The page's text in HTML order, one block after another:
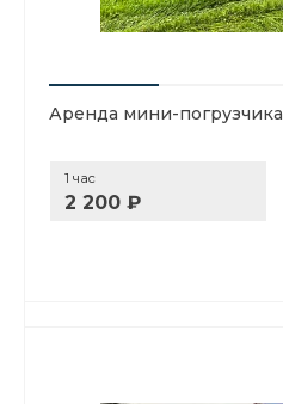
Аренда мини-погрузчика
1 час
2 200 ₽